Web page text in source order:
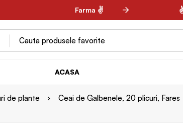
✌ Spring Farma ✌ ✌
ACASA
de plante Ceai de Galbenele, 20 plicuri, Fares